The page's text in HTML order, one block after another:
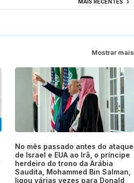
MAIS RECENTES
Mostrar mais
No mês passado antes do ataque
de Israel e EUA ao Irã, o príncipe
herdeiro do trono da Arábia
Saudita, Mohammed Bin Salman,
ligou várias vezes para Donald